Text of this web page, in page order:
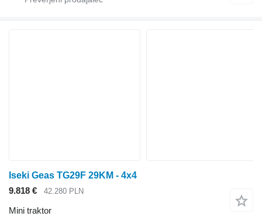
Iseki Geas TG29F 29KM - 4x4
9.818 €
42.280 PLN
Mini traktor